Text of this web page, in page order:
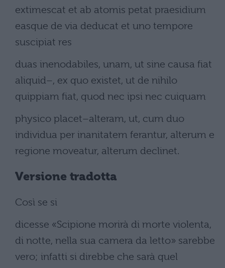
extimescat et ab atomis petat praesidium
easque de via deducat et uno tempore
suscipiat res
duas inenodabiles, unam, ut sine causa fiat
aliquid–, ex quo existet, ut de nihilo
quippiam fiat, quod nec ipsi nec cuiquam
physico placet–alteram, ut, cum duo
individua per inanitatem ferantur, alterum e
regione moveatur, alterum declinet.
Versione tradotta
Così se si
dicesse «Scipione morirà di morte violenta,
di notte, nella sua camera da letto» sarebbe
vero; infatti si direbbe che sarà quel